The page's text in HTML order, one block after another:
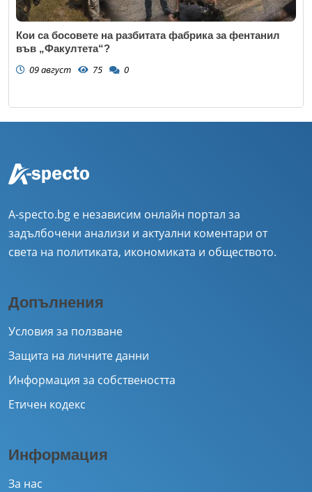
Кои са босовете на разбитата фабрика за фентанил
във „Факултета“?
09 август 75 0
A-specto.bg е независим онлайн портал за
задълбочени анализи и актуални коментари от
света на политиката, икономиката и обществото.
Допълнения
Условия за ползване
Защита на личните данни
Информация за собствеността
Етичен кодекс
Информация
За нас